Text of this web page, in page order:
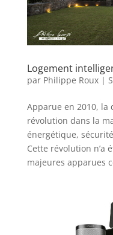
Logement
par Philippe Roux|
Apparue en 2010, la
révolution dans la
énergétique,
Cette révolution n’a
majeures apparues